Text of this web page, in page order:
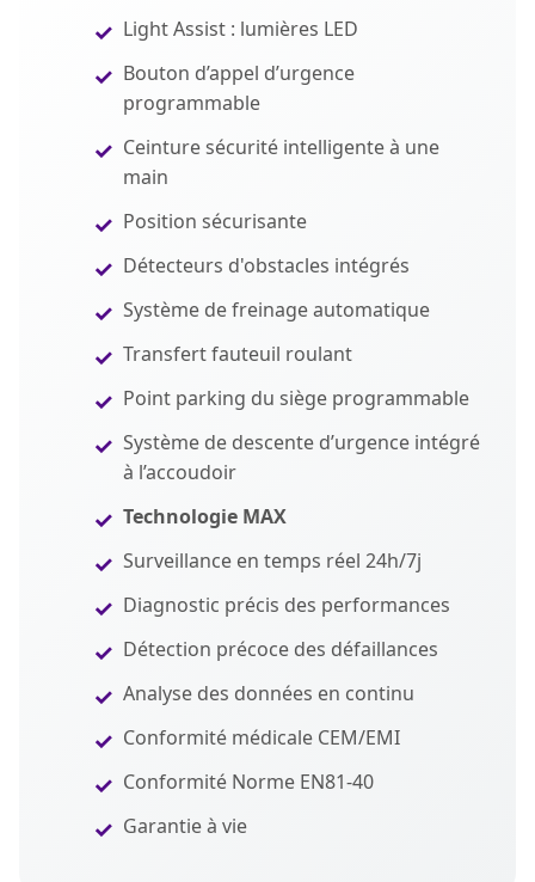
Light Assist : lumières LED
Bouton d’appel d’urgence
programmable
Ceinture sécurité intelligente à une
main
Position sécurisante
Détecteurs d'obstacles intégrés
Système de freinage automatique
Transfert fauteuil roulant
Point parking du siège programmable
Système de descente d’urgence intégré
à l’accoudoir
Technologie MAX
Surveillance en temps réel 24h/7j
Diagnostic précis des performances
Détection précoce des défaillances
Analyse des données en continu
Conformité médicale CEM/EMI
Conformité Norme EN81-40
Garantie à vie